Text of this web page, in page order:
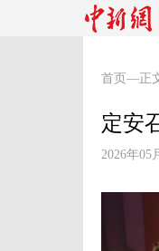
首页 —正
定安
2026年05